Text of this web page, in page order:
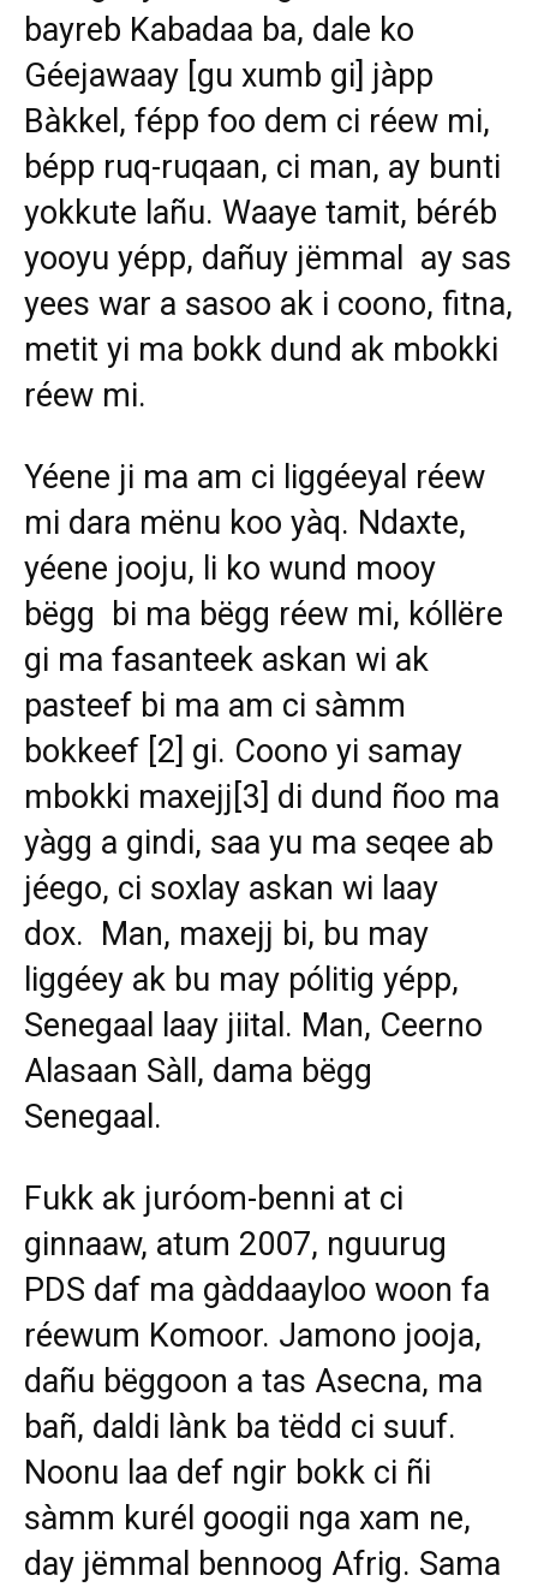
bayreb Kabadaa ba, dale ko
Géejawaay [gu xumb gi] jàpp
Bàkkel, fépp foo dem ci réew mi,
bépp ruq-ruqaan, ci man, ay bunti
yokkute lañu. Waaye tamit, béréb
yooyu yépp, dañuy jëmmal ay sas
yees war a sasoo ak i coono, fitna,
metit yi ma bokk dund ak mbokki
réew mi.
Yéene ji ma am ci liggéeyal réew
mi dara mënu koo yàq. Ndaxte,
yéene jooju, li ko wund mooy
bëgg bi ma bëgg réew mi, kóllëre
gi ma fasanteek askan wi ak
pasteef bi ma am ci sàmm
bokkeef [2] gi. Coono yi samay
mbokki maxejj [3] di dund ñoo ma
yàgg a gindi, saa yu ma seqee ab
jéego, ci soxlay askan wi laay
dox. Man, maxejj bi, bu may
liggéey ak bu may pólitig yépp,
Senegaal laay jiital. Man, Ceerno
Alasaan Sàll, dama bëgg
Senegaal.
Fukk ak juróom-benni at ci
ginnaaw, atum 2007, nguurug
PDS daf ma gàddaayloo woon fa
réewum Komoor. Jamono jooja,
dañu bëggoon a tas Asecna, ma
bañ, daldi lànk ba tëdd ci suuf.
Noonu laa def ngir bokk ci ñi
sàmm kurél googii nga xam ne,
day jëmmal bennoog Afrig. Sama